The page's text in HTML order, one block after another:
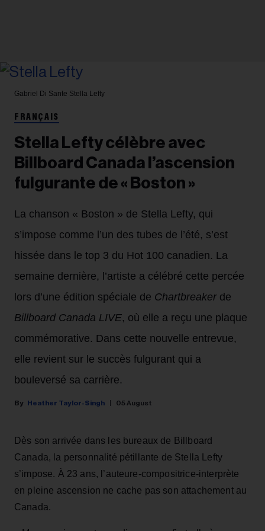
Gabriel Di Sante Stella Lefty
FRANÇAIS
Stella Lefty célèbre avec
Billboard Canada l’ascension
fulgurante de « Boston »
La chanson « Boston » de Stella Lefty, qui
s’impose comme l’un des tubes de l’été, s’est
hissée dans le top 3 du Hot 100 canadien. La
semaine dernière, l’artiste a célébré cette percée
lors d’une édition spéciale de Chartbreaker de
Billboard Canada LIVE, où elle a reçu une plaque
commémorative. Dans cette nouvelle entrevue,
elle revient sur le succès fulgurant qui a
bouleversé sa carrière.
Heather Taylor-Singh 05 August
Dès son arrivée dans les bureaux de Billboard
Canada, la personnalité pétillante de Stella Lefty
s’impose. À 23 ans, l’auteure-compositrice-interprète
en pleine ascension ne cache pas son attachement au
Canada.